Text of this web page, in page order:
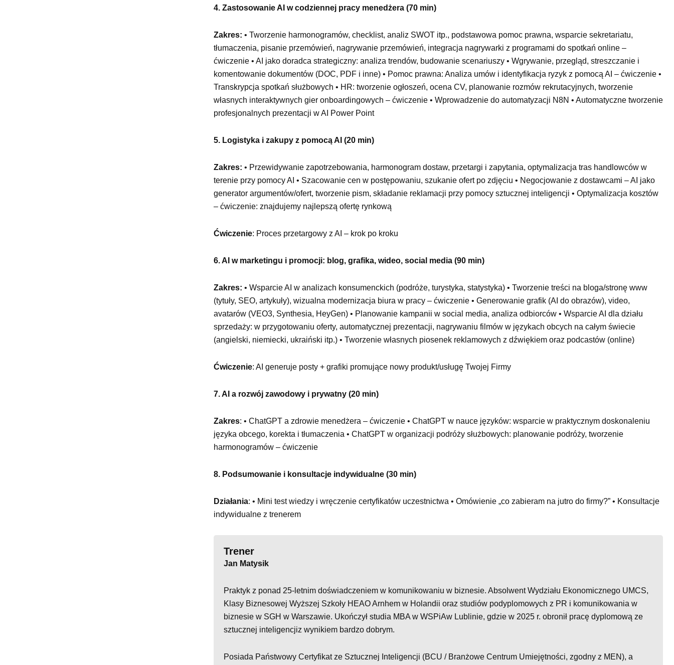
4. Zastosowanie AI w codziennej pracy menedżera (70 min)
Zakres: • Tworzenie harmonogramów, checklist, analiz SWOT itp., podstawowa pomoc prawna, wsparcie sekretariatu,
tłumaczenia, pisanie przemówień, nagrywanie przemówień, integracja nagrywarki z programami do spotkań online –
ćwiczenie • AI jako doradca strategiczny: analiza trendów, budowanie scenariuszy • Wgrywanie, przegląd, streszczanie i
komentowanie dokumentów (DOC, PDF i inne) • Pomoc prawna: Analiza umów i identyfikacja ryzyk z pomocą AI – ćwiczenie •
Transkrypcja spotkań służbowych • HR: tworzenie ogłoszeń, ocena CV, planowanie rozmów rekrutacyjnych, tworzenie
własnych interaktywnych gier onboardingowych – ćwiczenie • Wprowadzenie do automatyzacji N8N • Automatyczne tworzenie
profesjonalnych prezentacji w AI Power Point
5. Logistyka i zakupy z pomocą AI (20 min)
Zakres: • Przewidywanie zapotrzebowania, harmonogram dostaw, przetargi i zapytania, optymalizacja tras handlowców w
terenie przy pomocy AI • Szacowanie cen w postępowaniu, szukanie ofert po zdjęciu • Negocjowanie z dostawcami – AI jako
generator argumentów/ofert, tworzenie pism, składanie reklamacji przy pomocy sztucznej inteligencji • Optymalizacja kosztów
– ćwiczenie: znajdujemy najlepszą ofertę rynkową
Ćwiczenie: Proces przetargowy z AI – krok po kroku
6. AI w marketingu i promocji: blog, grafika, wideo, social media (90 min)
Zakres: • Wsparcie AI w analizach konsumenckich (podróże, turystyka, statystyka) • Tworzenie treści na bloga/stronę www
(tytuły, SEO, artykuły), wizualna modernizacja biura w pracy – ćwiczenie • Generowanie grafik (AI do obrazów), video,
avatarów (VEO3, Synthesia, HeyGen) • Planowanie kampanii w social media, analiza odbiorców • Wsparcie AI dla działu
sprzedaży: w przygotowaniu oferty, automatycznej prezentacji, nagrywaniu filmów w językach obcych na całym świecie
(angielski, niemiecki, ukraiński itp.) • Tworzenie własnych piosenek reklamowych z dźwiękiem oraz podcastów (online)
Ćwiczenie: AI generuje posty + grafiki promujące nowy produkt/usługę Twojej Firmy
7. AI a rozwój zawodowy i prywatny (20 min)
Zakres: • ChatGPT a zdrowie menedżera – ćwiczenie • ChatGPT w nauce języków: wsparcie w praktycznym doskonaleniu
języka obcego, korekta i tłumaczenia • ChatGPT w organizacji podróży służbowych: planowanie podróży, tworzenie
harmonogramów – ćwiczenie
8. Podsumowanie i konsultacje indywidualne (30 min)
Działania: • Mini test wiedzy i wręczenie certyfikatów uczestnictwa • Omówienie „co zabieram na jutro do firmy?” • Konsultacje
indywidualne z trenerem
Trener
Jan Matysik
Praktyk z ponad 25-letnim doświadczeniem w komunikowaniu w biznesie. Absolwent Wydziału Ekonomicznego UMCS,
Klasy Biznesowej Wyższej Szkoły HEAO Arnhem w Holandii oraz studiów podyplomowych z PR i komunikowania w
biznesie w SGH w Warszawie. Ukończył studia MBA w WSPiAw Lublinie, gdzie w 2025 r. obronił pracę dyplomową ze
sztucznej inteligencjiz wynikiem bardzo dobrym.
Posiada Państwowy Certyfikat ze Sztucznej Inteligencji (BCU / Branżowe Centrum Umiejętności, zgodny z MEN), a